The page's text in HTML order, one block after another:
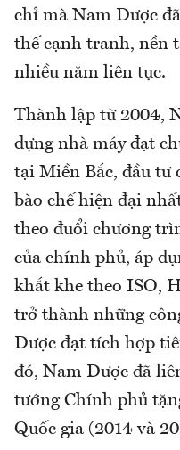
chỉ mà Nam Dược
thế cạnh tranh, nền
nhiều năm liên tục.
Thành lập từ 2004,
dựng nhà máy đạt
tại Miền Bắc, đầu tư
bào chế hiện đại
theo đuổi chương
của chính phủ, áp
khắt khe theo ISO,
trở thành những
Dược đạt tích hợp
đó, Nam Dược đã
tướng Chính phủ
Quốc gia (2014 và